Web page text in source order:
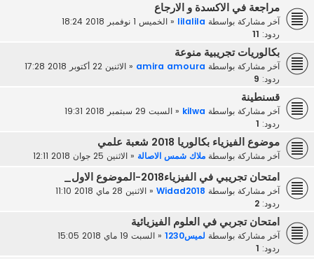
مراجعة في الاكسدة و الارجاع
آخر مشاركة بواسطة lilalila
« الخميس 1 نوفمبر 2018 18:24
ردود: 11
بكالوريات تجريبية منوعة
آخر مشاركة بواسطة amira amoura
« الاثنين 22 أكتوبر 2018 17:28
ردود: 9
قسنطينة
آخر مشاركة بواسطة kilwa
« السبت 29 سبتمبر 2018 19:31
ردود:
موضوع الفيزياء بكالوريا 2018 شعبة علمي
آخر مشاركة بواسطة ملاك شمس الاصالة« الاثنين 25 جوان 2018 12:11
امتحان تجريبي في الفيزياء2018-الموضوع الاول_
آخر مشاركة بواسطة Widad2018
« الاثنين 28 ماي 2018 11:10
ردود: 2
امتحان تجربي في العلوم الفيزيائية
آخر مشاركة بواسطة لميس1230 « السبت 19 ماي 2018 15:05
ردود: